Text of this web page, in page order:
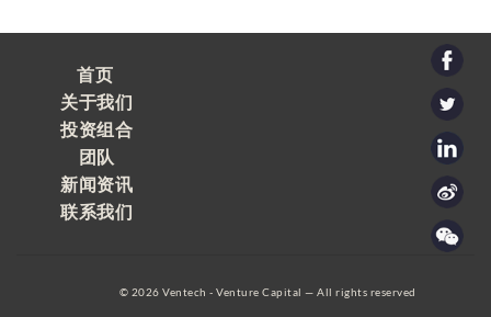
首页
关于我们
投资组合
团队
新闻资讯
联系我们
© 2026 Ventech - Venture Capital — All rights reserved